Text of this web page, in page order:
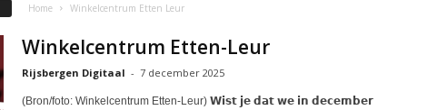
Home Winkelcentrum Etten Leur
Winkelcentrum Etten-Leur
Rijsbergen Digitaal - 7 december 2025
(Bron/foto: Winkelcentrum Etten-Leur) 𝗪𝗶𝘀𝘁 𝗷𝗲 𝗱𝗮𝘁 𝘄𝗲 𝗶𝗻 𝗱𝗲𝗰𝗲𝗺𝗯𝗲𝗿